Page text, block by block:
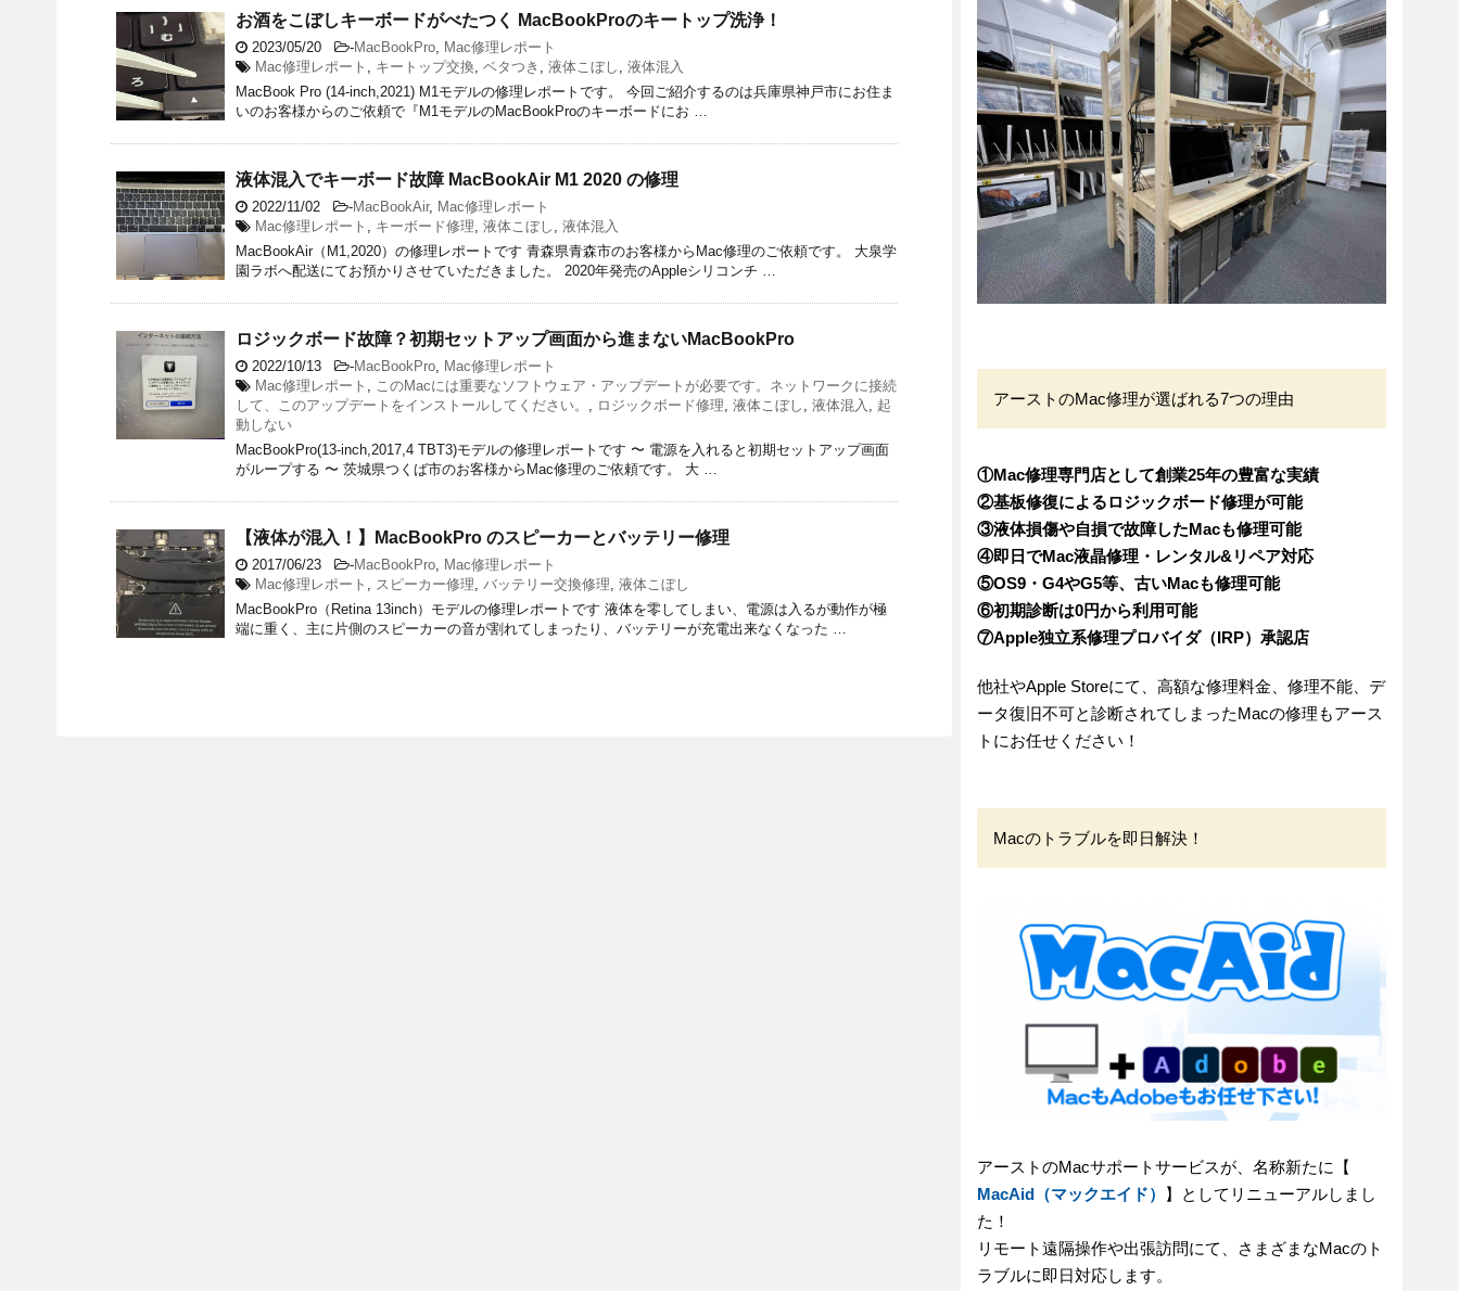
お酒をこぼしキーボードがべたつく MacBookProのキートップ洗浄！
2023/05/20 -MacBookPro, Mac修理レポート
Mac修理レポート , キートップ交換, ベタつき , 液体こぼし , 液体混入
MacBook Pro (14-inch,2021)‎ M1モデルの修理レポートです。 今回ご紹介するのは兵庫県神戸市にお住ま
いのお客様からのご依頼で『M1モデルのMacBookProのキーボードにお …
液体混入でキーボード故障 MacBookAir M1 2020 ‎の修理
2022/11/02 -MacBookAir, Mac修理レポート
Mac修理レポート , キーボード修理, 液体こぼし , 液体混入
MacBookAir（M1,2020）‎の修理レポートです 青森県青森市のお客様からMac修理のご依頼です。 大泉学
園ラボへ配送にてお預かりさせていただきました。 2020年発売のAppleシリコンチ …
ロジックボード故障？初期セットアップ画面から進まないMacBookPro
2022/10/13 -MacBookPro, Mac修理レポート
Mac修理レポート , このMacには重要なソフトウェア・アップデートが必要です。ネットワークに接続
して、このアップデートをインストールしてください。 , ロジックボード修理, 液体こぼし , 液体混入 , 起
動しない
MacBookPro(13-inch,2017,4 TBT3)‎モデルの修理レポートです 〜 電源を入れると初期セットアップ画面
がループする 〜 茨城県つくば市のお客様からMac修理のご依頼です。 大 …
【液体が混入！】MacBookPro のスピーカーとバッテリー修理
2017/06/23 -MacBookPro, Mac修理レポート
Mac修理レポート , スピーカー修理, バッテリー交換修理, 液体こぼし
MacBookPro（Retina 13inch）モデルの修理レポートです 液体を零してしまい、電源は入るが動作が極
端に重く、主に片側のスピーカーの音が割れてしまったり、バッテリーが充電出来なくなった …
アーストのMac修理が選ばれる7つの理由
①Mac修理専門店として創業25年の豊富な実績
②基板修復によるロジックボード修理が可能
③液体損傷や自損で故障したMacも修理可能
④即日でMac液晶修理・レンタル&リペア対応
⑤OS9・G4やG5等、古いMacも修理可能
⑥初期診断は0円から利用可能
⑦Apple独立系修理プロバイダ（IRP）承認店
他社やApple Storeにて、高額な修理料金、修理不能、デ
ータ復旧不可と診断されてしまったMacの修理もアース
トにお任せください！
Macのトラブルを即日解決！
アーストのMacサポートサービスが、名称新たに【
MacAid（マックエイド）
】としてリニューアルしまし
た！
リモート遠隔操作や出張訪問にて、さまざまなMacのト
ラブルに即日対応します。